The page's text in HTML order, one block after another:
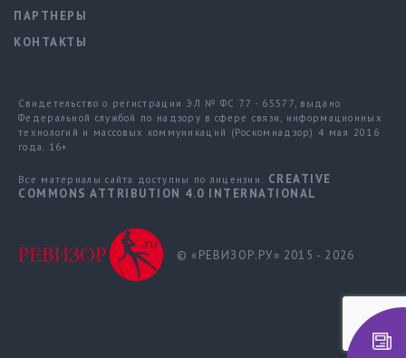
ПАРТНЕРЫ
КОНТАКТЫ
Свидетельство о регистрации ЭЛ № ФС 77 - 65577, выдано
Федеральной службой по надзору в сфере связи, информационных
технологий и массовых коммуникаций (Роскомнадзор) 4 мая 2016
года. 16+
Все материалы сайта доступны по лицензии: CREATIVE
COMMONS ATTRIBUTION 4.0 INTERNATIONAL
© «РЕВИЗОР.РУ» 2015 - 2026